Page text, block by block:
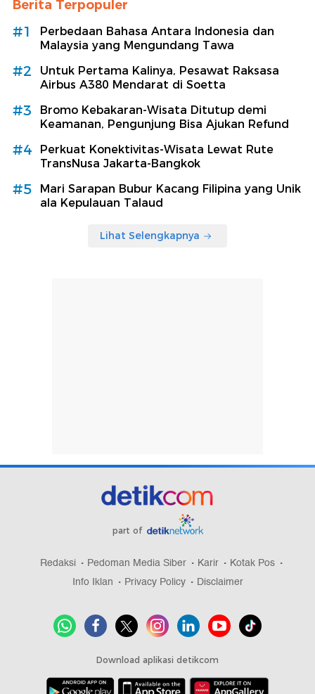
Berita Terpopuler
#1
Perbedaan Bahasa Antara Indonesia dan
Malaysia yang Mengundang Tawa
#2
Untuk Pertama Kalinya, Pesawat Raksasa
Airbus A380 Mendarat di Soetta
#3
Bromo Kebakaran-Wisata Ditutup demi
Keamanan, Pengunjung Bisa Ajukan Refund
#4
Perkuat Konektivitas-Wisata Lewat Rute
TransNusa Jakarta-Bangkok
#5
Mari Sarapan Bubur Kacang Filipina yang Unik
ala Kepulauan Talaud
Lihat Selengkapnya
part of
Redaksi Pedoman Media Siber Karir
Kotak Pos
Info Iklan
Privacy Policy Disclaimer
Download aplikasi detikcom